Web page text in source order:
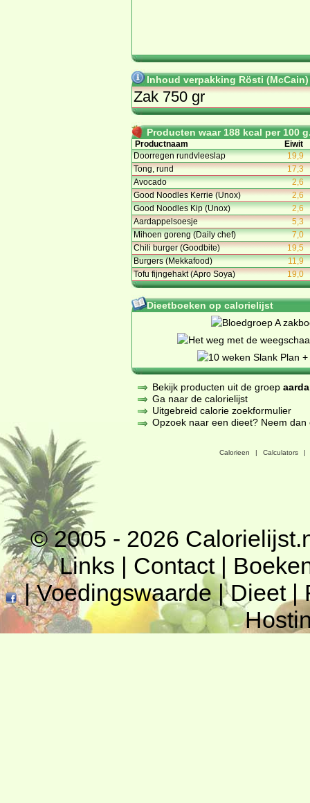
Inhoud verpakking Rösti (McCain)
Zak 750 gr
Producten waar 188 kcal per 100
Productnaam
Eiwit
Doorregen rundvleeslap
19,9
Tong, rund
17,3
Avocado
2,6
Good Noodles Kerrie (Unox)
2,6
Good Noodles Kip (Unox)
2,6
Aardappelsoesje
5,3
Mihoen goreng (Daily chef)
7,0
Chili burger (Goodbite)
19,5
Burgers (Mekkafood)
11,9
Tofu fijngehakt (Apro Soya)
19,0
Dieetboeken op calorielijst
Bekijk producten uit de groep
Ga naar de calorielijst
Uitgebreid calorie zoekformulier
Opzoek naar een dieet? Neem
Calorieen | Calculators |
© 2005 - 2026
Links | Contact|
|Voedingswaarde|Dieet|